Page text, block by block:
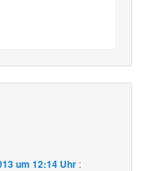
um 12:14 Uhr :